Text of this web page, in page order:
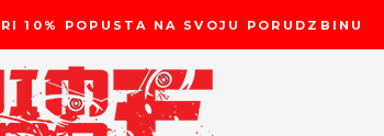
10% POPUSTA NA SVOJU PORUDZBINU